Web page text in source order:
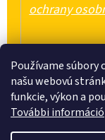
Používame
našu webovú
funkcie, výkon a
További információ
ochrany
Z